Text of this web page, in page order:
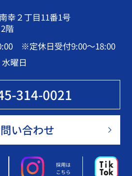
幸２丁目11番1号
階
※定休日受付9:00～18:00
曜日
314-0021
い合わせ
採用は
こちら